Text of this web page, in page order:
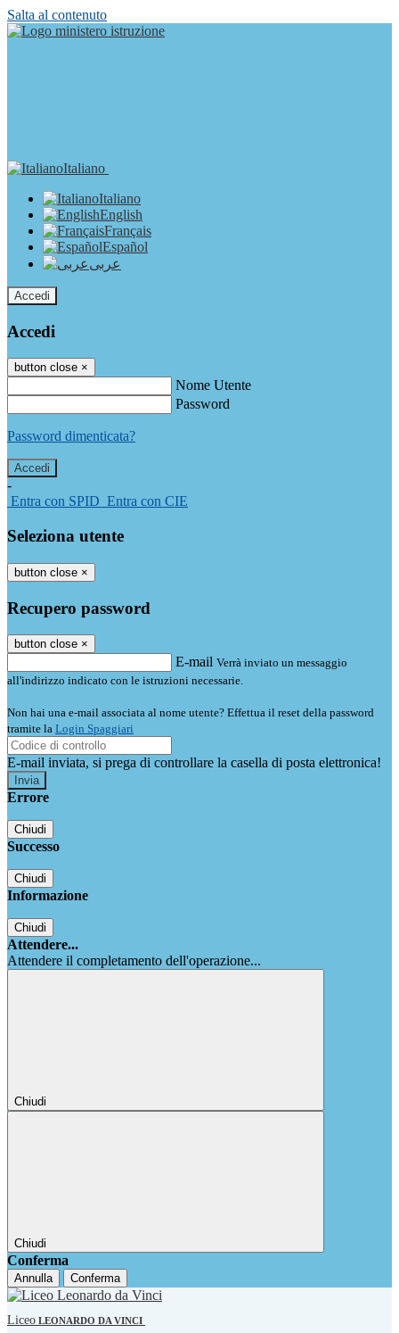
Salta al contenuto
Italiano
Italiano
English
Français
Español
عربى
Accedi
Accedi
button close ×
Nome Utente
Password
Password dimenticata?
-
Entra con SPID Entra con CIE
Seleziona utente
button close ×
Recupero password
button close ×
E-mail Verrà inviato un messaggio
all'indirizzo indicato con le istruzioni necessarie.
Non hai una e-mail associata al nome utente? Effettua il reset della password
tramite la Login Spaggiari
E-mail inviata, si prega di controllare la casella di posta elettronica!
Errore
Chiudi
Successo
Chiudi
Informazione
Chiudi
Attendere...
Attendere il completamento dell'operazione...
Chiudi
Chiudi
Conferma
Annulla Conferma
Liceo LEONARDO DA VINCI